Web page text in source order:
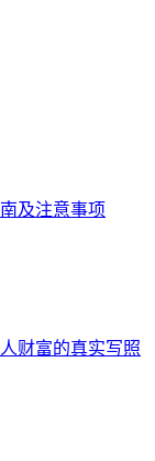
及注意事项
财富的真实写照